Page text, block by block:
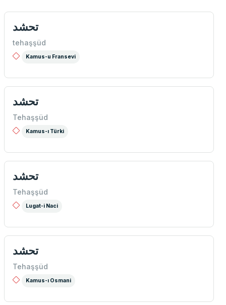
تحشد
tehaşşüd
Kamus-u Fransevi
تحشد
Tehaşşüd
Kamus-ı Türki
تحشد
Tehaşşüd
Lugat-i Naci
تحشد
Tehaşşüd
Kamus-ı Osmani